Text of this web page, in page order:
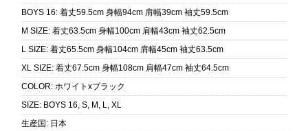
BOYS 16: 着丈59.5cm 身幅94cm 肩幅39cm 袖丈59.5cm
M SIZE: 着丈63.5cm 身幅100cm 肩幅43cm 袖丈62.5cm
L SIZE: 着丈65.5cm 身幅104cm 肩幅45cm 袖丈63.5cm
XL SIZE: 着丈67.5cm 身幅108cm 肩幅47cm 袖丈64.5cm
COLOR: ホワイトxブラック
SIZE: BOYS 16, S, M, L, XL
生産国 : 日本